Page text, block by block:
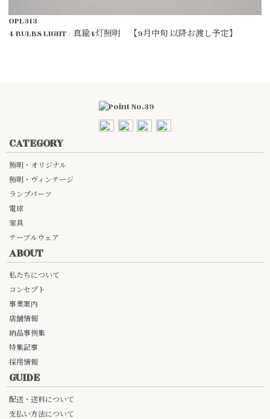
OPL313
4 BULBS LIGHT / 真鍮4灯照明 【9月中旬 以降お渡し予定】
CATEGORY
照明・オリジナル
照明・ヴィンテージ
ランプパーツ
電球
家具
テーブルウェア
ABOUT
私たちについて
コンセプト
事業案内
店舗情報
納品事例集
特集記事
採用情報
GUIDE
配送・送料について
支払い方法について